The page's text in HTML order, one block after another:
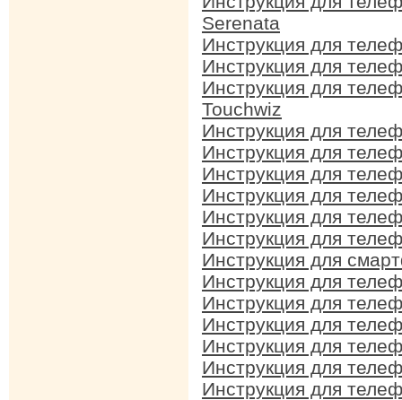
Serenata
Инструкция для
Инструкция для
Инструкция для
Touchwiz
Инструкция для
Инструкция для
Инструкция для
Инструкция для
Инструкция для
Инструкция для
Инструкция для
Инструкция для
Инструкция для
Инструкция для
Инструкция для
Инструкция для
Инструкция для